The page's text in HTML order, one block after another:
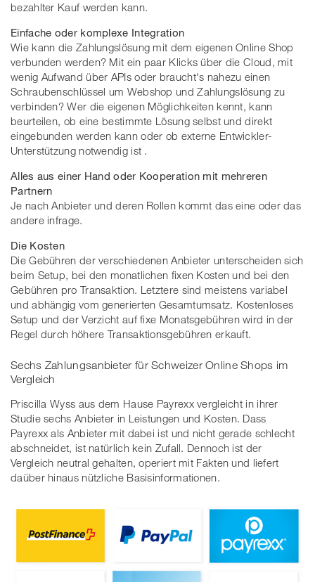
bezahlter Kauf werden kann.
Einfache oder komplexe Integration
Wie kann die Zahlungslösung mit dem eigenen Online Shop
verbunden werden? Mit ein paar Klicks über die Cloud, mit
wenig Aufwand über APIs oder braucht's nahezu einen
Schraubenschlüssel um Webshop und Zahlungslösung zu
verbinden? Wer die eigenen Möglichkeiten kennt, kann
beurteilen, ob eine bestimmte Lösung selbst und direkt
eingebunden werden kann oder ob externe Entwickler-
Unterstützung notwendig ist .
Alles aus einer Hand oder Kooperation mit mehreren
Partnern
Je nach Anbieter und deren Rollen kommt das eine oder das
andere infrage.
Die Kosten
Die Gebühren der verschiedenen Anbieter unterscheiden sich
beim Setup, bei den monatlichen fixen Kosten und bei den
Gebühren pro Transaktion. Letztere sind meistens variabel
und abhängig vom generierten Gesamtumsatz. Kostenloses
Setup und der Verzicht auf fixe Monatsgebühren wird in der
Regel durch höhere Transaktionsgebühren erkauft.
Sechs Zahlungsanbieter für Schweizer Online Shops im
Vergleich
Priscilla Wyss aus dem Hause Payrexx vergleicht in ihrer
Studie sechs Anbieter in Leistungen und Kosten. Dass
Payrexx als Anbieter mit dabei ist und nicht gerade schlecht
abschneidet, ist natürlich kein Zufall. Dennoch ist der
Vergleich neutral gehalten, operiert mit Fakten und liefert
daüber hinaus nützliche Basisinformationen.